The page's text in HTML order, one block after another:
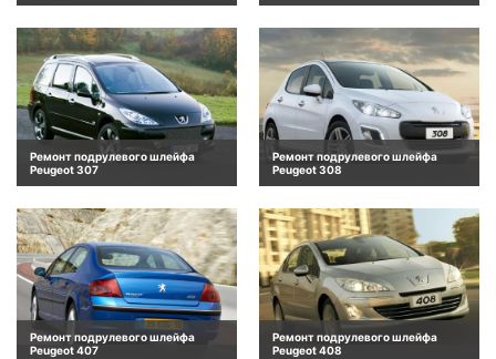
Ремонт подрулевого шлейфа
Peugeot 307
Ремонт подрулевого шлейфа
Peugeot 308
Ремонт подрулевого шлейфа
Peugeot 407
Ремонт подрулевого шлейфа
Peugeot 408